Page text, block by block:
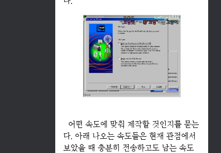
어떤 속도에 맞춰 제작할 것인지를 묻는
다. 아래 나오는 속도들은 현재 관점에서
보았을 때 충분히 전송하고도 남는 속도